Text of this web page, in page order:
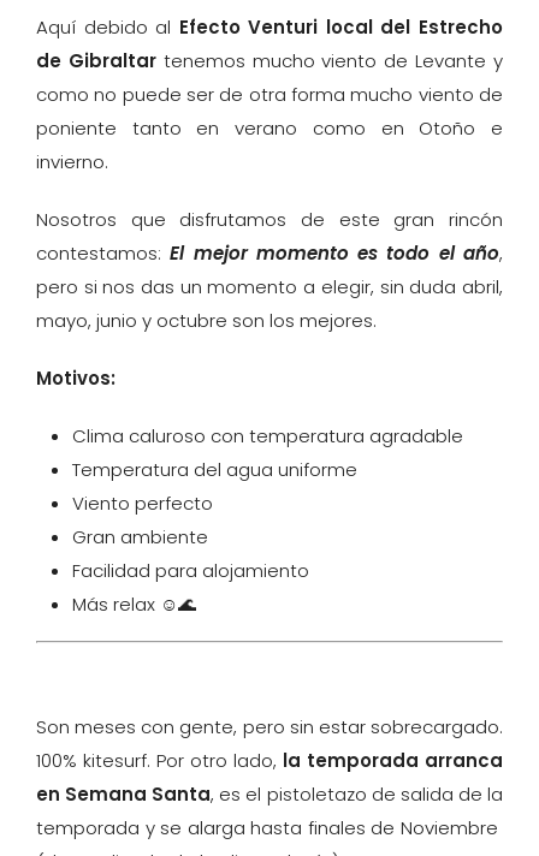
Aquí debido al Efecto Venturi local del Estrecho
de Gibraltartenemos mucho viento de Levante y
como no puede ser de otra forma mucho viento de
poniente tanto en verano como en Otoño e
invierno.
Nosotros que disfrutamos de este gran rincón
contestamos:El mejor momento es todo el año,
pero si nos das un momento a elegir, sin duda abril,
mayo, junio y octubre son los mejores.
Motivos:
Clima caluroso con temperatura agradable
Temperatura del agua uniforme
Viento perfecto
Gran ambiente
Facilidad para alojamiento
Más relax ☺️🌊
Son meses con gente, pero sin estar sobrecargado.
100% kitesurf. Por otro lado, la temporada arranca
en Semana Santa, es el pistoletazo de salida de la
temporada y se alarga hasta finales de Noviembre